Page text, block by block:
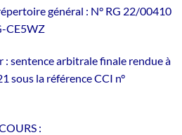
général : N° RG 22/00410
CE5WZ
: sentence arbitrale finale rendue à
sous la référence CCI n°
: